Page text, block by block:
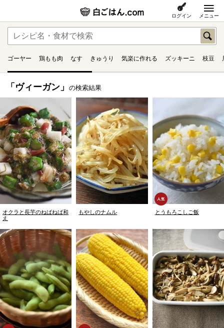
ログイン メニュー
ゴーヤー 鶏もも肉 なす きゅうり 気楽に作れる ズッキーニ 枝豆
「ヴィーガン」 の検索結果
オクラと長芋のねばねば和
え
もやしのナムル とうもろこしご飯